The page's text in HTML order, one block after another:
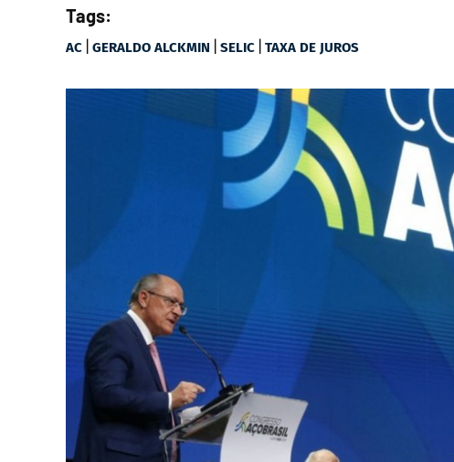
Tags:
AC | GERALDO ALCKMIN | SELIC | TAXA DE JUROS